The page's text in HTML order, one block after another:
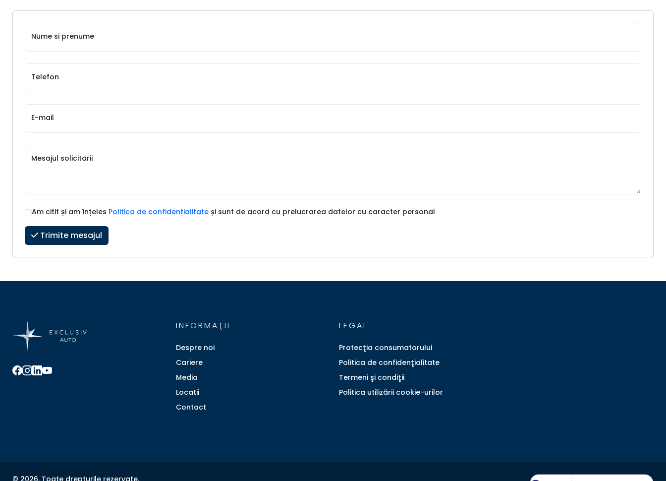
Nume si prenume
Telefon
E-mail
Mesajul solicitarii
Am citit și am înțeles Politica de confidențialitate și sunt de acord cu prelucrarea datelor cu caracter personal
Trimite mesajul
INFORMAŢII
Despre noi
Cariere
Media
Locatii
Contact
LEGAL
Protecţia consumatorului
Politica de confidenţialitate
Termeni şi condiţii
Politica utilizării cookie-urilor
© 2026. Toate drepturile rezervate.